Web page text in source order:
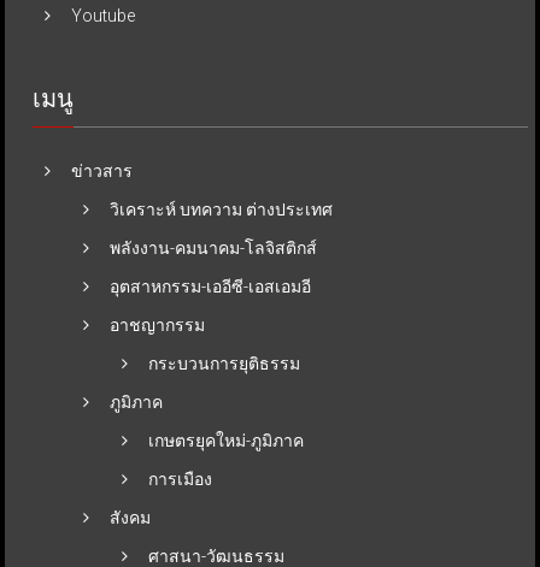
Youtube
เมนู
ข่าวสาร
วิเคราะห์ บทความ ต่างประเทศ
พลังงาน-คมนาคม-โลจิสติกส์
อุตสาหกรรม-เออีซี-เอสเอมอี
อาชญากรรม
กระบวนการยุติธรรม
ภูมิภาค
เกษตรยุคใหม่-ภูมิภาค
การเมือง
สังคม
ศาสนา-วัฒนธรรม